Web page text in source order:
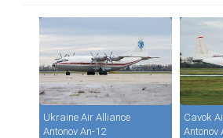
Ukraine Air Alliance
Antonov An-12
Cavok
Antonov